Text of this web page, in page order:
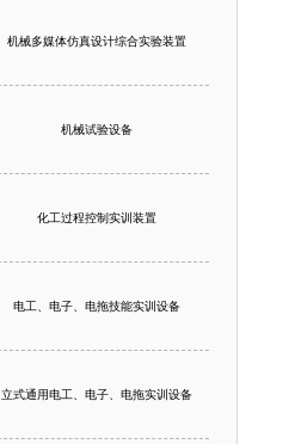
机械多媒体仿真设计综合实验装置
机械试验设备
化工过程控制实训装置
电工、电子、电拖技能实训设备
立式通用电工、电子、电拖实训设备